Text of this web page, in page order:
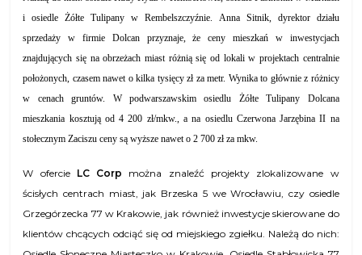
i osiedle Żółte Tulipany w Rembelszczyźnie. Anna Sitnik, dyrektor działu
sprzedaży w firmie Dolcan przyznaje, że ceny mieszkań w inwestycjach
znajdujących się na obrzeżach miast różnią się od lokali w projektach centralnie
położonych, czasem nawet o kilka tysięcy zł za metr. Wynika to głównie z różnicy
w cenach gruntów. W podwarszawskim osiedlu Żółte Tulipany Dolcana
mieszkania kosztują od 4 200 zł/mkw., a na osiedlu Czerwona Jarzębina II na
stołecznym Zaciszu ceny są wyższe nawet o 2 700 zł za mkw.
W ofercie LC Corp można znaleźć projekty zlokalizowane w
ścisłych centrach miast, jak Brzeska 5 we Wrocławiu, czy osiedle
Grzegórzecka 77 w Krakowie, jak również inwestycje skierowane do
klientów chcących odciąć się od miejskiego zgiełku. Należą do nich: